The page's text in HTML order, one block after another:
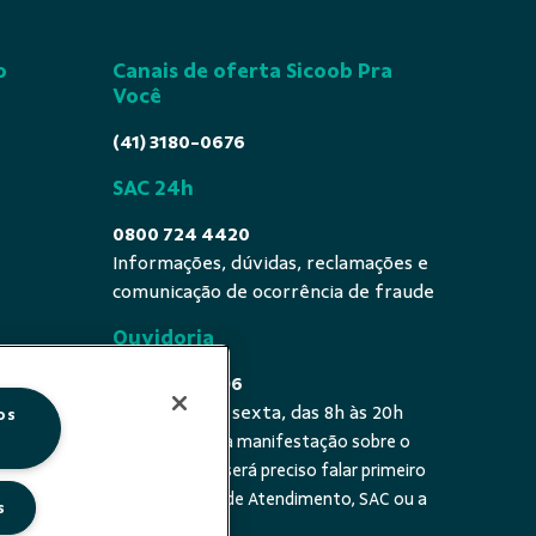
- De
Canais de oferta Sicoob Pra
Você
(41) 3180-0676
SAC 24h
0800 724 4420
Informações, dúvidas, reclamações e
comunicação de ocorrência de fraude
Ouvidoria
0800 725 0996
De segunda a sexta, das 8h às 20h
É a sua primeira manifestação sobre o
tema? Se sim, será preciso falar primeiro
com a Central de Atendimento, SAC ou a